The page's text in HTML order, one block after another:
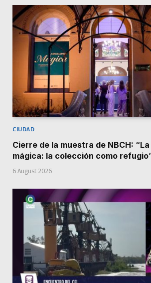
CIUDAD
Cierre de la muestra de NBCH:
mágica: la colección como
6 August 2026